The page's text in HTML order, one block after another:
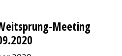
Meeting